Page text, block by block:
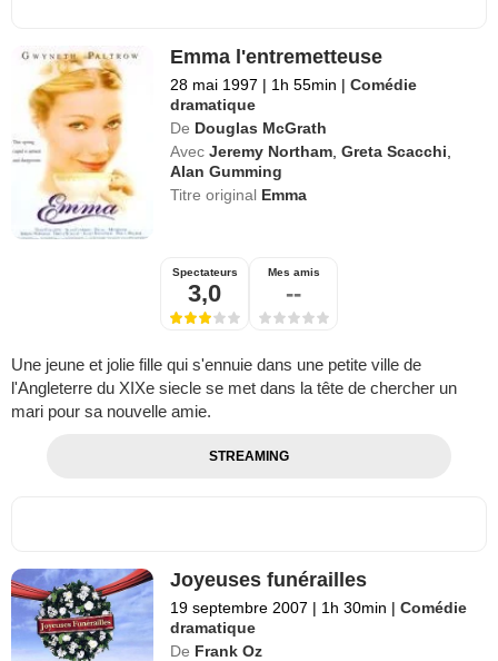
Emma l'entremetteuse
28 mai 1997 | 1h 55min | Comédie
dramatique
De Douglas McGrath
Avec Jeremy Northam ,Greta Scacchi
Alan Gumming
Titre original Emma
Spectateurs
3,0
Mes amis
--
Une jeune et jolie fille qui s'ennuie dans une petite ville de
l'Angleterre du XIXe siecle se met dans la tête de chercher un
mari pour sa nouvelle amie.
STREAMING
Joyeuses funérailles
19 septembre 2007 | 1h 30min | Comédie
dramatique
De Frank Oz